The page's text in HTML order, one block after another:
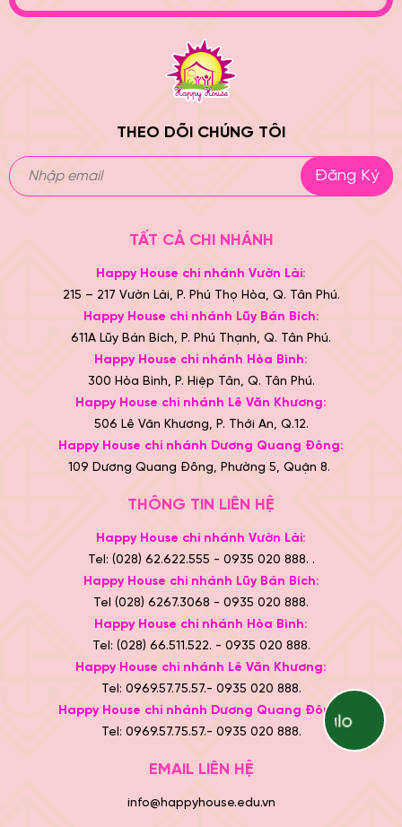
THEO DÕI CHÚNG TÔI
Đăng Ký
TẤT CẢ CHI NHÁNH
Happy House chi nhánh Vườn Lài:
215 – 217 Vườn Lài, P. Phú Thọ Hòa, Q. Tân Phú.
Happy House chi nhánh Lũy Bán Bích:
611A Lũy Bán Bích, P. Phú Thạnh, Q. Tân Phú.
Happy House chi nhánh Hòa Bình:
300 Hòa Bình, P. Hiệp Tân, Q. Tân Phú.
Happy House chi nhánh Lê Văn Khương:
506 Lê Văn Khương, P. Thới An, Q.12.
Happy House chi nhánh Dương Quang Đông:
109 Dương Quang Đông, Phường 5, Quận 8.
THÔNG TIN LIÊN HỆ
Happy House chi nhánh Vườn Lài:
Tel: (028) 62.622.555 - 0935 020 888. .
Happy House chi nhánh Lũy Bán Bích:
Tel (028) 6267.3068 - 0935 020 888.
Happy House chi nhánh Hòa Bình:
Tel: (028) 66.511.522. - 0935 020 888.
Happy House chi nhánh Lê Văn Khương:
Tel: 0969.57.75.57.- 0935 020 888.
Happy House chi nhánh Dương Quang Đông:
Tel: 0969.57.75.57.- 0935 020 888.
EMAIL LIÊN HỆ
info@happyhouse.edu.vn